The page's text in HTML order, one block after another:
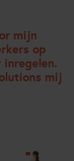
mijn
op
inregelen.
mij